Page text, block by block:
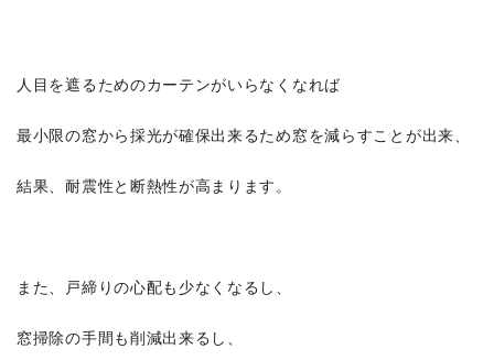
人目を遮るためのカーテンがいらなくなれば
最小限の窓から採光が確保出来るため窓を減らすことが出来、
結果、耐震性と断熱性が高まります。
また、戸締りの心配も少なくなるし、
窓掃除の手間も削減出来るし、